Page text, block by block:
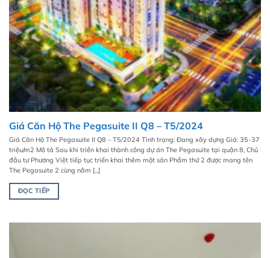
Giá Căn Hộ The Pegasuite II Q8 – T5/2024
Giá Căn Hộ The Pegasuite II Q8 – T5/2024 Tình trạng: Đang xây dựng Giá: 35-37
triệu/m2 Mô tả Sau khi triển khai thành công dự án The Pegasuite tại quận 8, Chủ
đầu tư Phương Việt tiếp tục triển khai thêm một sản Phẩm thứ 2 được mang tên
The Pegasuite 2 cùng nằm [...]
ĐỌC TIẾP